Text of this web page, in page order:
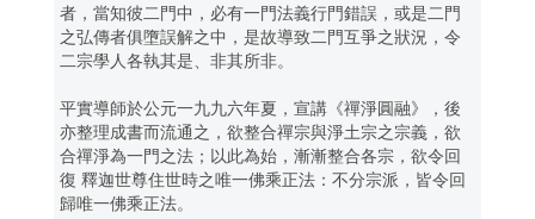
者，當知彼二門中，必有一門法義行門錯誤，或是二門
之弘傳者俱墮誤解之中，是故導致二門互爭之狀況，令
二宗學人各執其是、非其所非。
平實導師於公元一九九六年夏，宣講《禪淨圓融》，後
亦整理成書而流通之，欲整合禪宗與淨土宗之宗義，欲
合禪淨為一門之法；以此為始，漸漸整合各宗，欲令回
復 釋迦世尊住世時之唯一佛乘正法：不分宗派，皆令回
歸唯一佛乘正法。